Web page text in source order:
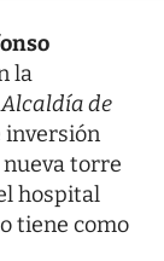
la
Alcaldía de
inversión
torre
hospital
tiene como